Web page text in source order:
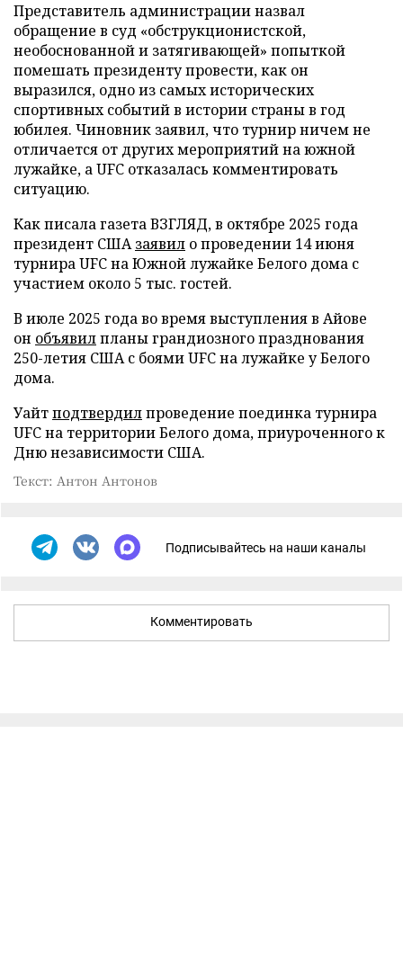
Представитель администрации назвал
обращение в суд «обструкционистской,
необоснованной и затягивающей» попыткой
помешать президенту провести, как он
выразился, одно из самых исторических
спортивных событий в истории страны в год
юбилея. Чиновник заявил, что турнир ничем не
отличается от других мероприятий на южной
лужайке, а UFC отказалась комментировать
ситуацию.
Как писала газета ВЗГЛЯД, в октябре 2025 года
президент СШАзаявил о проведении 14 июня
турнира UFC на Южной лужайке Белого дома с
участием около 5 тыс. гостей.
В июле 2025 года во время выступления в Айове
он объявилпланы грандиозного празднования
250-летия США с боями UFC на лужайке у Белого
дома.
Уайтподтвердилпроведение поединка турнира
UFC на территории Белого дома, приуроченного к
Дню независимости США.
Текст: Антон Антонов
Подписывайтесь на наши каналы
Комментировать